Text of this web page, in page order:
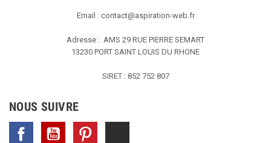
Email : contact@aspiration-web.fr
Adresse : AMS 29 RUE PIERRE SEMART
13230 PORT SAINT LOUIS DU RHONE
SIRET : 852 752 807
NOUS SUIVRE
Facebook YouTube